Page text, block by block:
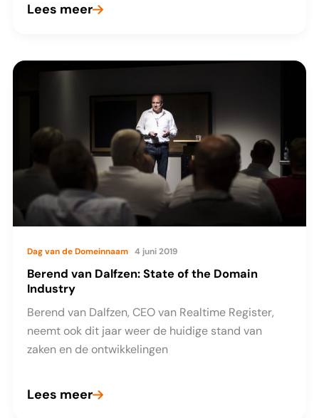
Volop
dankzij
Lees meer
Dag van de Domeinnaam 4 juni 2019
Berend van Dalfzen: State of the Domain
Industry
Berend van Dalfzen, CEO van Realtime Register,
neemt ook dit jaar weer de huidige stand van
zaken en de ontwikkelingen
Berend
Lees meer